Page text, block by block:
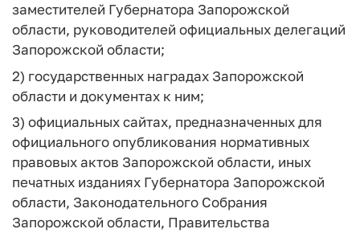
заместителей Губернатора Запорожской
области, руководителей официальных делегаций
Запорожской области;
2) государственных наградах Запорожской
области и документах к ним;
3) официальных сайтах, предназначенных для
официального опубликования нормативных
правовых актов Запорожской области, иных
печатных изданиях Губернатора Запорожской
области, Законодательного Собрания
Запорожской области, Правительства